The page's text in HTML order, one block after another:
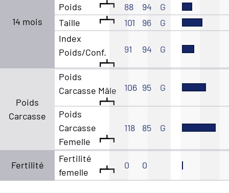
14 mois
Poids
88 94
G
Taille
101 96
G
Index
Poids/Conf.
91 94 G
Poids
Carcasse
Poids
Carcasse Mâle
106 95 G
Poids
Carcasse
Femelle
118 85 G
Fertilité
Fertilité
femelle
0 0